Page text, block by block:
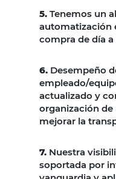
5. Tenemos un
automatización
compra de día a
6. Desempeño
empleado/
actualizado y
organización
mejorar la
7. Nuestra
soportada por